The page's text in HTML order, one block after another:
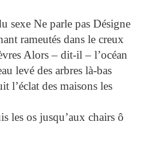
sexe Ne parle pas Désigne
rameutés dans le creux
Alors – dit-il – l’océan
levé des arbres là-bas
l’éclat des maisons les
les os jusqu’aux chairs ô